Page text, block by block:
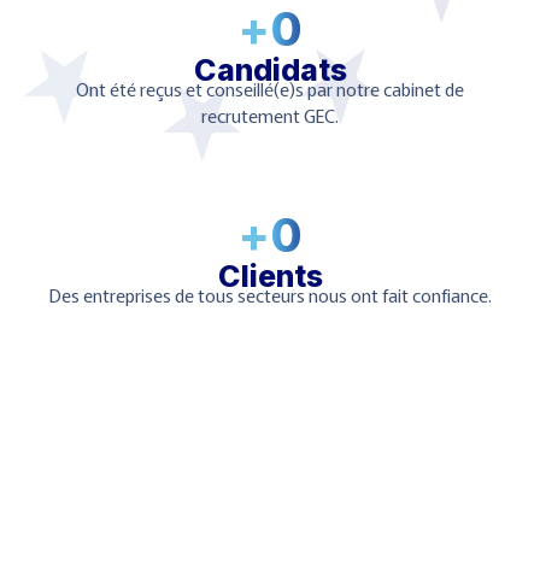
+0
Candidats
Ont été reçus et conseillé(e)s par notre cabinet de
recrutement GEC.
+0
Clients
Des entreprises de tous secteurs nous ont fait confiance.